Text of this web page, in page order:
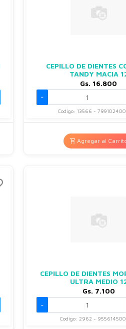
CEPILLO DE DIENTES
TANDY MACIA
Gs. 16.800
-
Codigo: 13566 -
Agregar al
CEPILLO DE DIENTES
ULTRA MEDIO
Gs. 7.100
-
Codigo: 2962 -